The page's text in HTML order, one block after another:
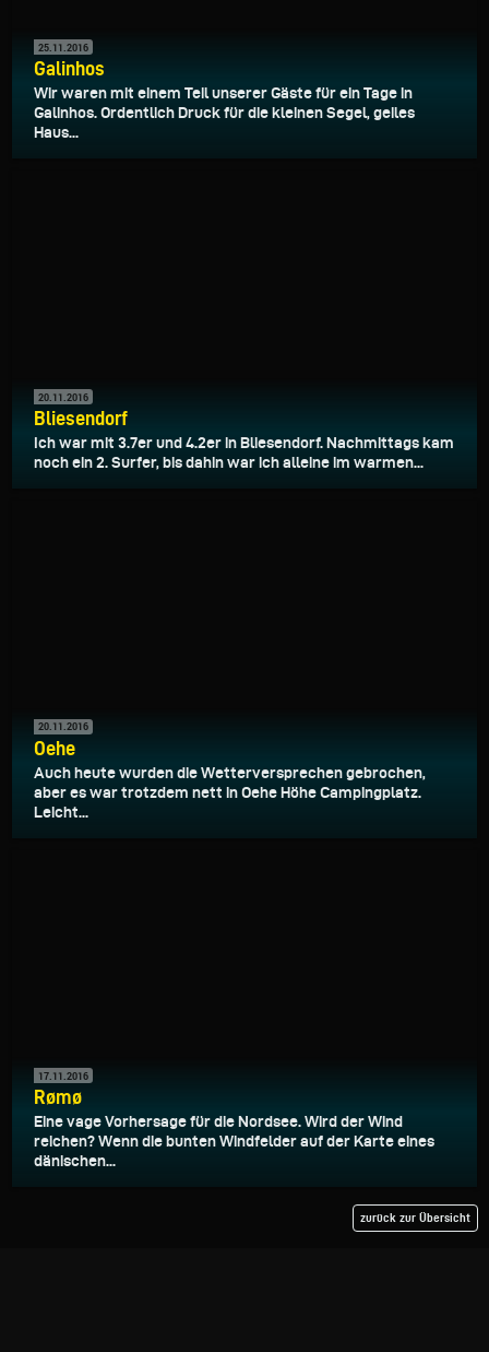
25.11.2016
Galinhos
Wir waren mit einem Teil unserer Gäste für ein Tage in
Galinhos. Ordentlich Druck für die kleinen Segel, geiles
Haus...
20.11.2016
Bliesendorf
Ich war mit 3.7er und 4.2er in Bliesendorf. Nachmittags kam
noch ein 2. Surfer, bis dahin war ich alleine im warmen...
20.11.2016
Oehe
Auch heute wurden die Wetterversprechen gebrochen,
aber es war trotzdem nett in Oehe Höhe Campingplatz.
Leicht...
17.11.2016
Rømø
Eine vage Vorhersage für die Nordsee. Wird der Wind
reichen? Wenn die bunten Windfelder auf der Karte eines
dänischen...
zurück zur Übersicht